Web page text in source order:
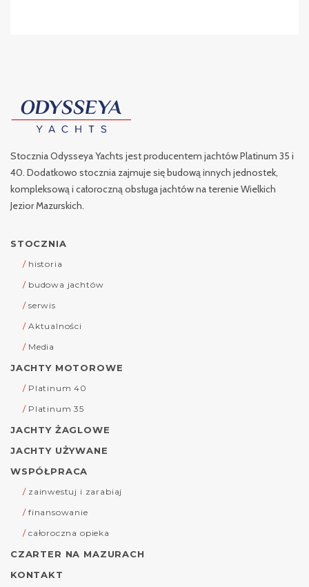
Stocznia Odysseya Yachts jest producentem jachtów Platinum 35 i
40. Dodatkowo stocznia zajmuje się budową innych jednostek,
kompleksową i całoroczną obsługa jachtów na terenie Wielkich
Jezior Mazurskich.
STOCZNIA
historia
budowa jachtów
serwis
Aktualności
Media
JACHTY MOTOROWE
Platinum 40
Platinum 35
JACHTY ŻAGLOWE
JACHTY UŻYWANE
WSPÓŁPRACA
zainwestuj i zarabiaj
finansowanie
całoroczna opieka
CZARTER NA MAZURACH
KONTAKT